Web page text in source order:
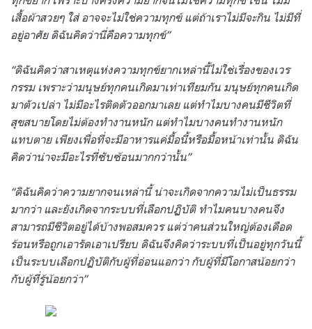
เสื้อผ้าสวยๆ ใส่ อาจจะไม่ใช่ความทุกข์ แต่ถ้าเราไม่มีจะกิน ไม่มีที่
อยู่อาศัย ดิฉันคิดว่านี่คือความทุกข์”
“ดิฉันคิดว่าสาเหตุแห่งความทุกข์ยากเหล่านี้ไม่ใช่เรื่องของเวร
กรรม เพราะว่ามนุษย์ทุกคนเกิดมาเท่าเทียมกัน มนุษย์ทุกคนเกิด
มาตัวเปล่า ไม่มีอะไรติดตัวออกมาเลย แต่ทำไมบางคนมีชีวิตที่
สุขสบายโดยไม่ต้องทำงานหนัก แต่ทำไมบางคนทำงานหนัก
แทบตาย เพียงเพื่อที่จะมีอาหารแค่มื้อนี้หรือมื้อหน้าเท่านั้น ดิฉัน
คิดว่าน่าจะมีอะไรที่ซับซ้อนมากกว่านั้น”
“ดิฉันคิดว่าความยากจนเหล่านี้ น่าจะเกิดจากความไม่เป็นธรรม
มากว่า และยังเกิดจากระบบที่เลือกปฏิบัติ ทำไมคนบางคนจึง
สามารถมีชีวิตอยู่ได้บ้างพอสมควร แต่ว่าคนส่วนใหญ่ต้องเดือด
ร้อนหรือถูกเอารัดเอาเปรียบ ดิฉันจึงคิดว่าระบบที่เป็นอยู่ทุกวันนี้
เป็นระบบเลือกปฏิบัติกับผู้ที่อ่อนแอกว่า กับผู้ที่มีโอกาสน้อยกว่า
กับผู้ที่รู้น้อยกว่า”